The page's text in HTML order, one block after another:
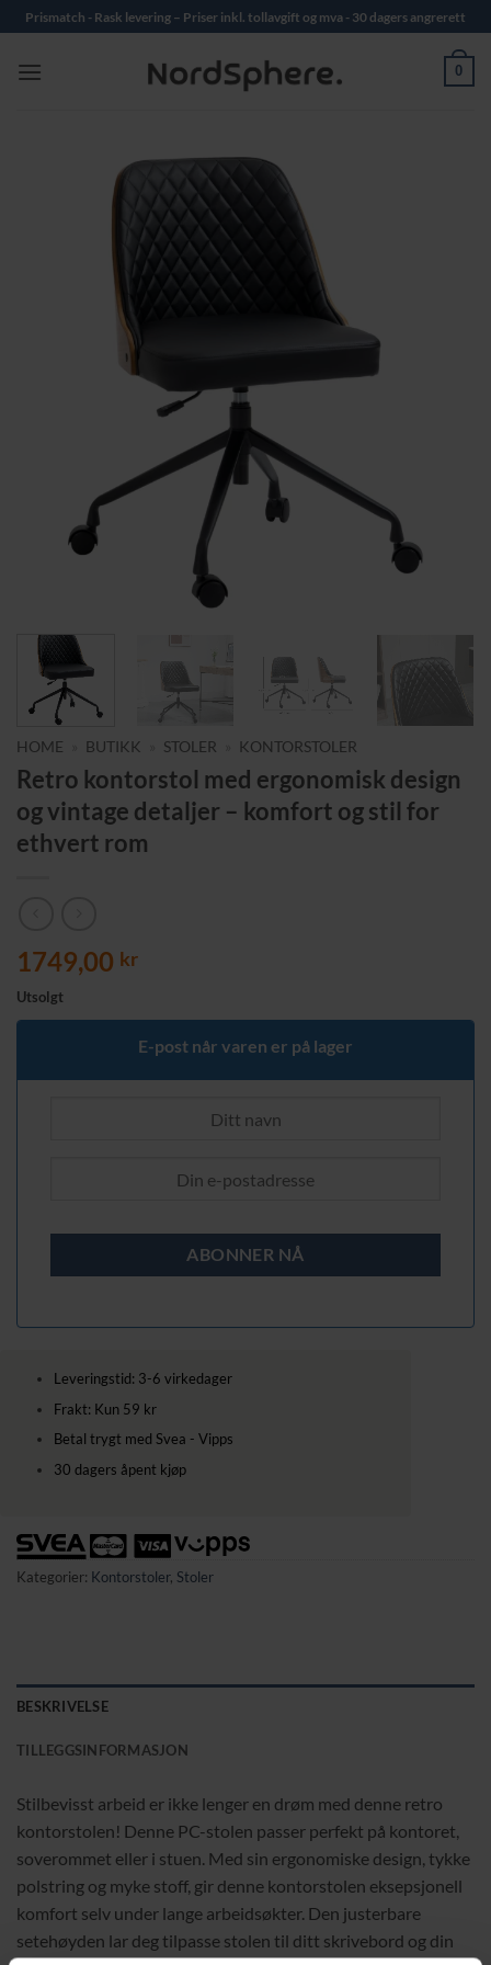
Skip
to
content
Prismatch - Rask levering – Priser inkl. tollavgift og mva - 30 dagers angrerett
0
HOME BUTIKK STOLER KONTORSTOLER
Retro kontorstol med ergonomisk design
og vintage detaljer – komfort og stil for
ethvert rom
1749,00 kr
Utsolgt
E-post når varen er på lager
Leveringstid: 3-6 virkedager
Frakt: Kun 59 kr
Betal trygt med Svea - Vipps
30 dagers åpent kjøp
Kategorier: Kontorstoler, Stoler
BESKRIVELSE
TILLEGGSINFORMASJON
Stilbevisst arbeid er ikke lenger en drøm med denne retro
kontorstolen! Denne PC-stolen passer perfekt på kontoret,
soverommet eller i stuen. Med sin ergonomiske design, tykke
polstring og myke stoff, gir denne kontorstolen eksepsjonell
komfort selv under lange arbeidsøkter. Den justerbare
setehøyden lar deg tilpasse stolen til ditt skrivebord og din